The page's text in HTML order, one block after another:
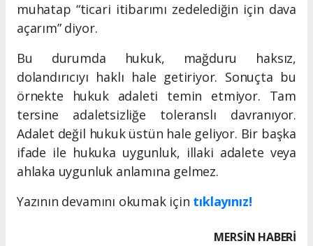
muhatap “ticari itibarımı zedelediğin için dava
açarım” diyor.
Bu durumda hukuk, mağduru haksız,
dolandırıcıyı haklı hale getiriyor. Sonuçta bu
örnekte hukuk adaleti temin etmiyor. Tam
tersine adaletsizliğe toleranslı davranıyor.
Adalet değil hukuk üstün hale geliyor. Bir başka
ifade ile hukuka uygunluk, illaki adalete veya
ahlaka uygunluk anlamına gelmez.
Yazının devamını okumak için tıklayınız!
MERSIN HABERİ